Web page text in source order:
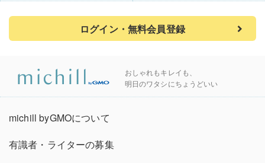
ログイン・無料会員登録
おしゃれもキレイも、
明日のワタシにちょうどいい
michill byGMOについて
有識者・ライターの募集